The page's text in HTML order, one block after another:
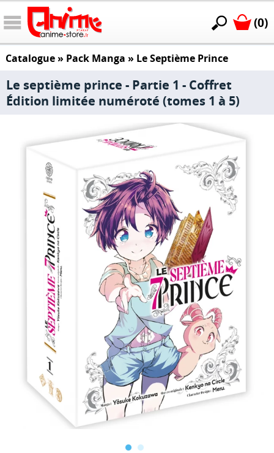
(0)
Catalogue» Pack Manga » Le Septième Prince
Le septième prince - Partie 1 - Coffret
Édition limitée numéroté (tomes 1 à 5)